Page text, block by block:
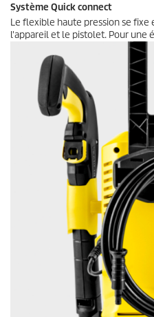
Système Quick connect
Le flexible haute pression se
l'appareil et le pistolet. Pour une